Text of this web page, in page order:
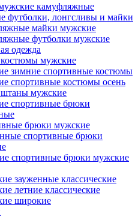
камуфляжные
футболки, лонгсливы и майки
майки мужские
футболки мужские
одежда
мужские
зимние спортивные костюмы
спортивные костюмы осень
мужские
спортивные брюки
брюки мужские
спортивные брюки
спортивные брюки мужские
зауженные классические
летние классические
широкие